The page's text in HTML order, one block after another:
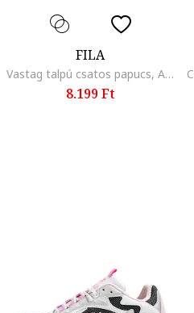
FILA
Vastag talpú csatos papucs, Aranyszín
8.199 Ft